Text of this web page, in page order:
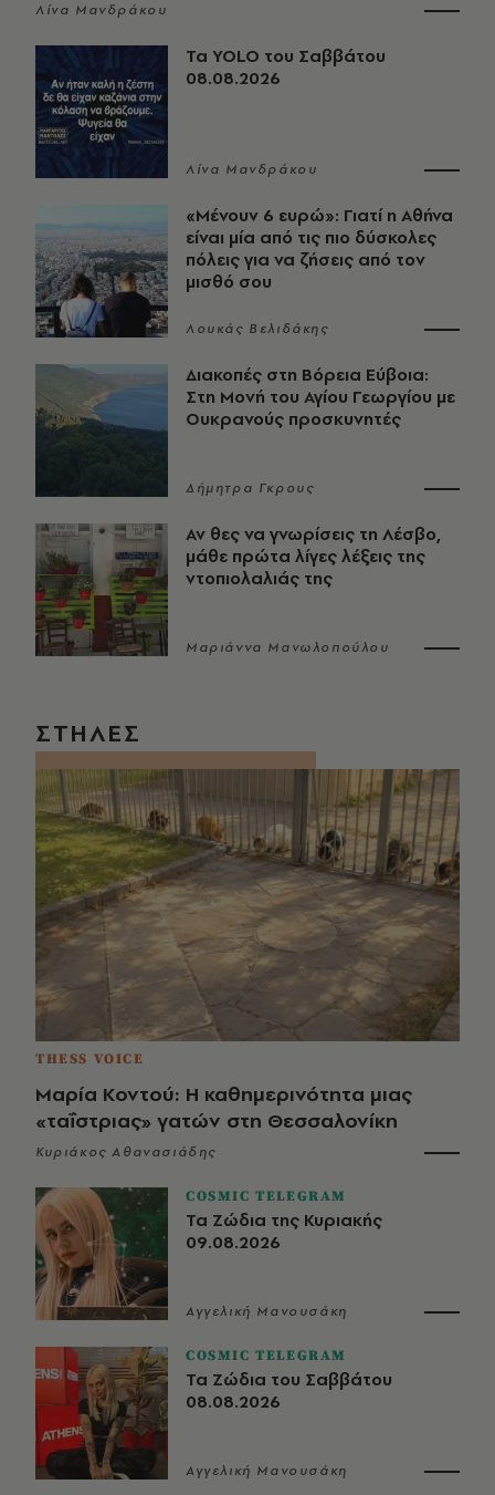
Λίνα Μανδράκου
Τα YOLO του Σαββάτου
08.08.2026
Λίνα Μανδράκου
«Μένουν 6 ευρώ»: Γιατί η Αθήνα
είναι μία από τις πιο δύσκολες
πόλεις για να ζήσεις από τον
μισθό σου
Λουκάς Βελιδάκης
Διακοπές στη Βόρεια Εύβοια:
Στη Μονή του Αγίου Γεωργίου με
Ουκρανούς προσκυνητές
Δήμητρα Γκρους
Αν θες να γνωρίσεις τη Λέσβο,
μάθε πρώτα λίγες λέξεις της
ντοπιολαλιάς της
Μαριάννα Μανωλοπούλου
ΣΤΗΛΕΣ
THESS VOICE
Μαρία Κοντού: Η καθημερινότητα μιας
«ταΐστριας» γατών στη Θεσσαλονίκη
Κυριάκος Αθανασιάδης
COSMIC TELEGRAM
Τα Ζώδια της Κυριακής
09.08.2026
Αγγελική Μανουσάκη
COSMIC TELEGRAM
Τα Ζώδια του Σαββάτου
08.08.2026
Αγγελική Μανουσάκη